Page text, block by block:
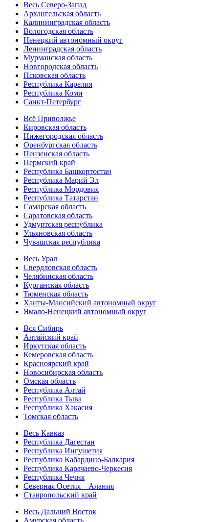
Весь Северо-Запад
Архангельская область
Калининградская область
Вологодская область
Ненецкий автономный округ
Ленинградская область
Мурманская область
Новгородская область
Псковская область
Республика Карелия
Республика Коми
Санкт-Петербург
Всё Приволжье
Кировская область
Нижегородская область
Оренбургская область
Пензенская область
Пермский край
Республика Башкортостан
Республика Марий Эл
Республика Мордовия
Республика Татарстан
Самарская область
Саратовская область
Удмуртская республика
Ульяновская область
Чувашская республика
Весь Урал
Свердловская область
Челябинская область
Курганская область
Тюменская область
Ханты-Мансийский автономный округ
Ямало-Ненецкий автономный округ
Вся Сибирь
Алтайский край
Иркутская область
Кемеровская область
Красноярский край
Новосибирская область
Омская область
Республика Алтай
Республика Тыва
Республика Хакасия
Томская область
Весь Кавказ
Республика Дагестан
Республика Ингушетия
Республика Кабардино-Балкария
Республика Карачаево-Черкесия
Республика Чечня
Северная Осетия – Алания
Ставропольский край
Весь Дальний Восток
Амурская область